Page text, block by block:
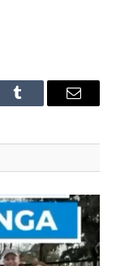
Tumblr
E-